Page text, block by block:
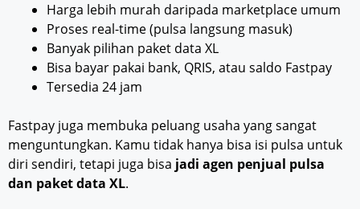
Harga lebih murah daripada marketplace umum
Proses real-time (pulsa langsung masuk)
Banyak pilihan paket data XL
Bisa bayar pakai bank, QRIS, atau saldo Fastpay
Tersedia 24 jam
Fastpay juga membuka peluang usaha yang sangat
menguntungkan. Kamu tidak hanya bisa isi pulsa untuk
diri sendiri, tetapi juga bisa jadi agen penjual pulsa
dan paket data XL.